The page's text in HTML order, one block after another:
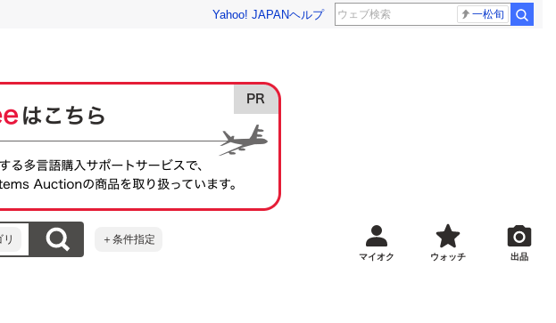
Yahoo! JAPANヘルプ 一松旬
＋条件指定
マイオク ウォッチ 出品